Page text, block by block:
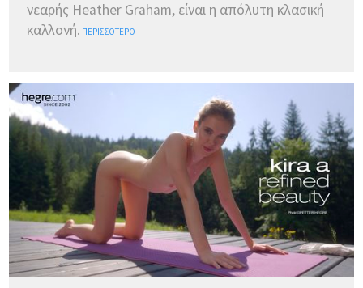
νεαρής Heather Graham, είναι η απόλυτη κλασική
καλλονή. ΠΕΡΙΣΣΌΤΕΡΟ